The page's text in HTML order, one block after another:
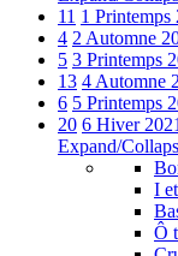
11 1 Printemps
4 2 Automne
5 3 Printemps
13 4 Automne
6 5 Printemps
20 6 Hiver
Expand/
I
Ô